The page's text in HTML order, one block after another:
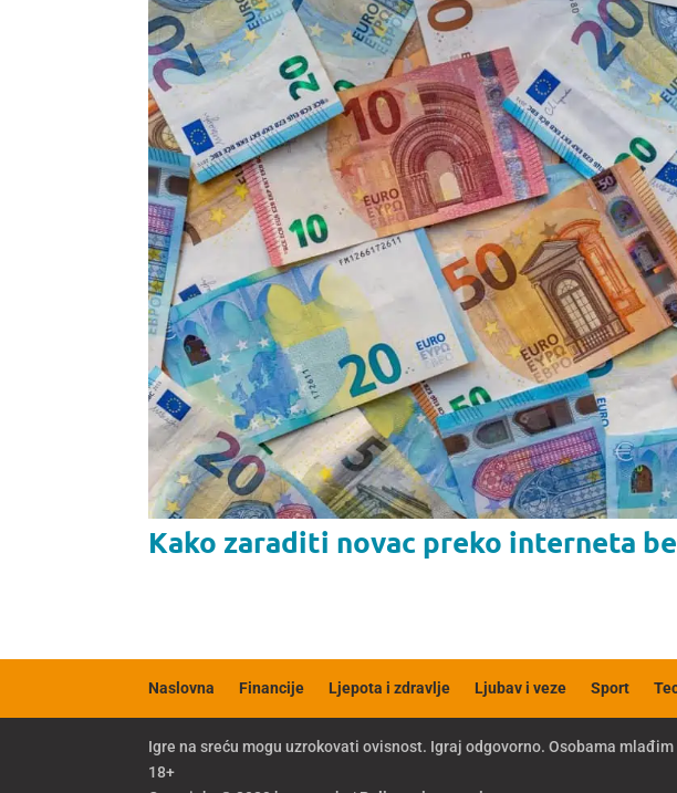
Kako zaraditi novac preko interneta
Naslovna Financije Ljepota i zdravlje Ljubav i veze Sport
Igre na sreću mogu uzrokovati ovisnost. Igraj odgovorno. Osobama
18+